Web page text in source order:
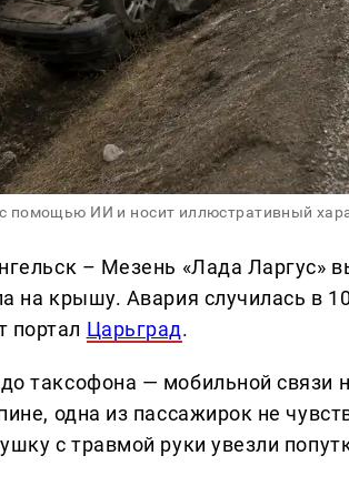
помощью ИИ и носит иллюстративный
– Мезень «Лада Ларгус»
на крышу. Авария случилась в
портал Царьград.
таксофона — мобильной связи
одна из пассажирок не
с травмой руки увезли